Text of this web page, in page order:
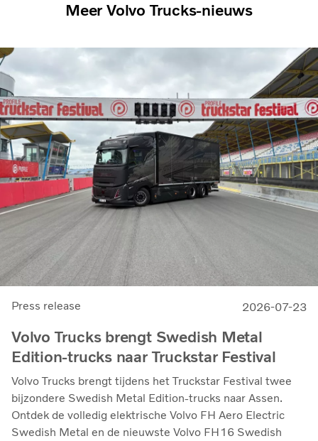
Meer Volvo Trucks-nieuws
Press release 2026-07-23
Volvo Trucks brengt Swedish Metal
Edition-trucks naar Truckstar Festival
Volvo Trucks brengt tijdens het Truckstar Festival twee
bijzondere Swedish Metal Edition-trucks naar Assen.
Ontdek de volledig elektrische Volvo FH Aero Electric
Swedish Metal en de nieuwste Volvo FH16 Swedish